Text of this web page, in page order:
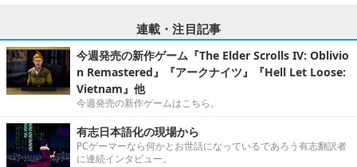
連載・注目記事
今週発売の新作ゲーム『The Elder Scrolls IV: Oblivio
n Remastered』『アークナイツ』『Hell Let Loose:
Vietnam』他
今週発売の新作ゲームはこちら。
有志日本語化の現場から
PCゲーマーなら何かとお世話になっているであろう有志翻訳者
に連続インタビュー。